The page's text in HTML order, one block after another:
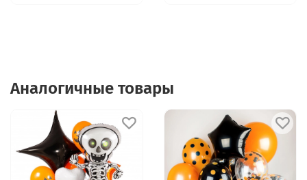
Аналогичные товары